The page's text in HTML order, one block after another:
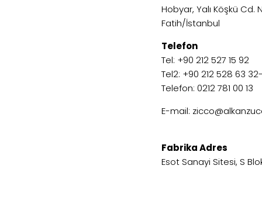
Hobyar, Yalı Köşkü Cd.
Fatih/İstanbul
Telefon
Tel: +90 212 527 15 92
Tel2: +90 212 528 63
Telefon: 0212 781 00 13
E-mail:
Fabrika Adres
Esot Sanayi Sitesi, S